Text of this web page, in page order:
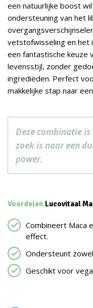
een natuurlijke boost
ondersteuning van het
vetstofwisseling en het
een fantastische keuze
levensstijl, zonder
ingrediëden. Perfect
makkelijke stap naar
Deze combinatie
zoek is naar een
power.
Voordelen Lucovitaal
Combineert Maca
effect.
Ondersteunt
Geschikt voor